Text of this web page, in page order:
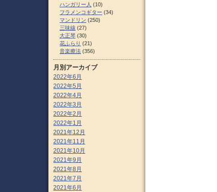
ハンガリー人 (10)
フラメンコギター (34)
マンドリン (250)
三味線 (27)
大正琴 (30)
花ふらり (21)
音楽療法 (356)
月別アーカイブ
2022年6月
2022年5月
2022年4月
2022年3月
2022年2月
2022年1月
2021年12月
2021年11月
2021年10月
2021年9月
2021年8月
2021年7月
2021年6月